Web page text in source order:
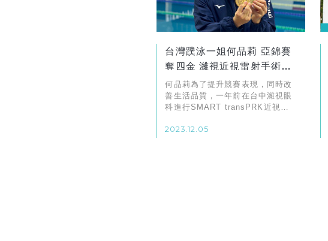
台灣蹼泳一姐何品莉 亞錦賽
奪四金 濰視近視雷射手術好
安心
何品莉為了提升競賽表現，同時改
善生活品質，一年前在台中濰視眼
科進行SMART transPRK近視雷
2023.12.05